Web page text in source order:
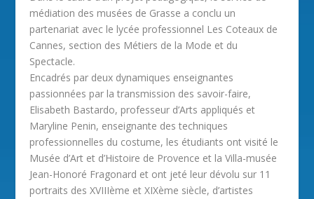
médiation des musées de Grasse a conclu un
partenariat avec le lycée professionnel Les Coteaux de
Cannes, section des Métiers de la Mode et du
Spectacle.
Encadrés par deux dynamiques enseignantes
passionnées par la transmission des savoir-faire,
Elisabeth Bastardo, professeur d’Arts appliqués et
Maryline Penin, enseignante des techniques
professionnelles du costume, les étudiants ont visité le
Musée d’Art et d’Histoire de Provence et la Villa-musée
Jean-Honoré Fragonard et ont jeté leur dévolu sur 11
portraits des XVIIIème et XIXème siècle, d’artistes